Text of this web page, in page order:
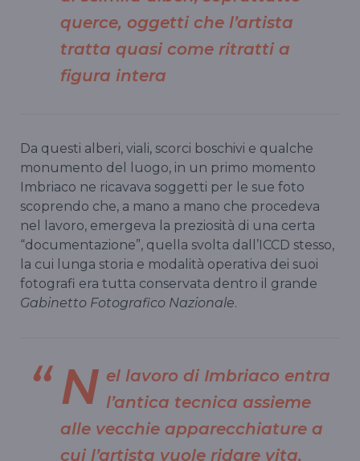
querce, oggetti che l’artista
tratta quasi come ritratti a
figura intera
Da questi alberi, viali, scorci boschivi e qualche
monumento del luogo, in un primo momento
Imbriaco ne ricavava soggetti per le sue foto
scoprendo che, a mano a mano che procedeva
nel lavoro, emergeva la preziosità di una certa
“documentazione”, quella svolta dall’ICCD stesso,
la cui lunga storia e modalità operativa dei suoi
fotografi era tutta conservata dentro il grande
Gabinetto Fotografico Nazionale.
N el lavoro di Imbriaco entra
l’antica tecnica assieme
alle vecchie apparecchiature a
cui l’artista vuole ridare vita,